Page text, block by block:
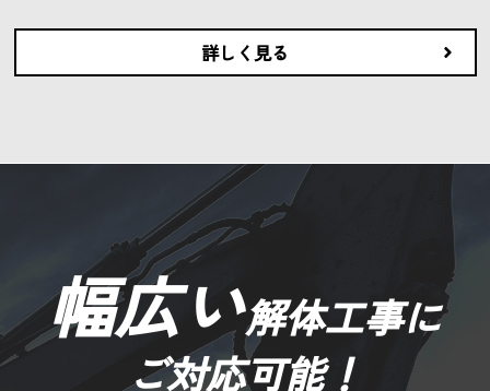
詳しく見る
幅広い解体工事に
ご対応可能！